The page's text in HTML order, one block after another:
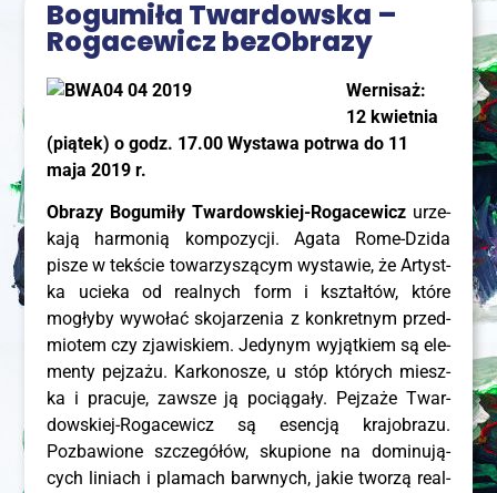
Bogu­mi­ła Twar­dow­ska –
Roga­ce­wicz bezObrazy
Wer­ni­saż:
12 kwiet­nia
(pią­tek) o godz. 17.00 Wysta­wa potrwa do 11
maja 2019 r.
Obra­zy Bogu­mi­ły Twar­dow­skiej-Roga­ce­wiczurze­
ka­ją har­mo­nią kom­po­zy­cji. Aga­ta Rome-Dzi­da
pisze w tek­ście towa­rzy­szą­cym wysta­wie, że Artyst­
ka ucie­ka od real­nych form i kształ­tów, któ­re
mogły­by wywo­łać sko­ja­rze­nia z kon­kret­nym przed­
mio­tem czy zja­wi­skiem. Jedy­nym wyjąt­kiem są ele­
men­ty pej­za­żu. Kar­ko­no­sze, u stóp któ­rych miesz­
ka i pra­cu­je, zawsze ją pocią­ga­ły. Pej­za­że Twar­
dow­skiej-Roga­ce­wicz są esen­cją kra­jo­bra­zu.
Pozba­wio­ne szcze­gó­łów, sku­pio­ne na domi­nu­ją­
cych liniach i pla­mach barw­nych, jakie two­rzą real­